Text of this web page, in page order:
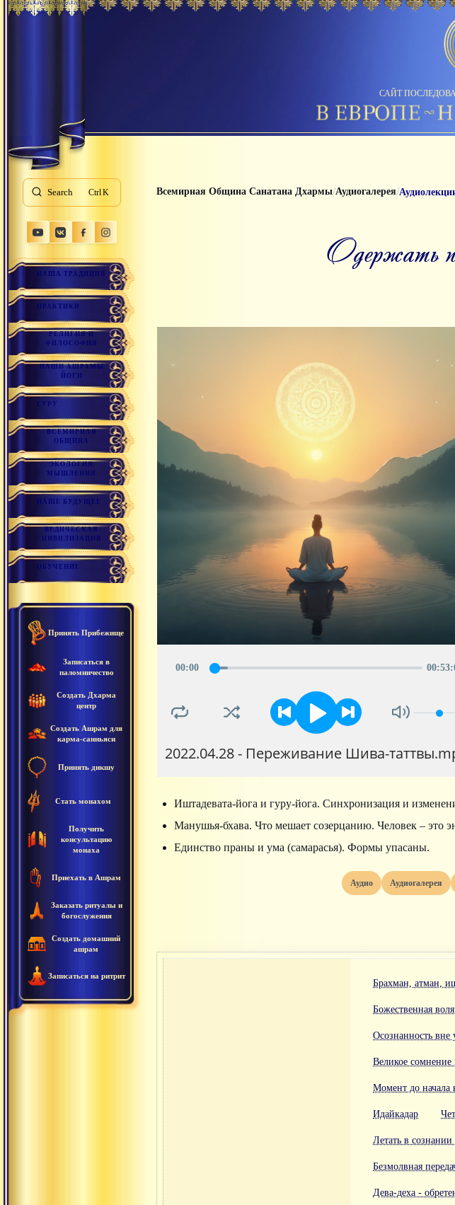
САЙТ
Search K
НАША ТРАДИЦИЯ
ПРАКТИКИ
РЕЛИГИЯ И
ФИЛОСОФИЯ
НАШИ АШРАМЫ
ЙОГИ
ГУРУ
ВСЕМИРНАЯ
ОБЩИНА
ЭКОЛОГИЯ
МЫШЛЕНИЯ
НАШЕ БУДУЩЕЕ
ВЕДИЧЕСКАЯ
ЦИВИЛИЗАЦИЯ
ОБУЧЕНИЕ
Принять Прибежище
Записаться в
паломничество
Создать Дхарма
центр
Создать Ашрам для
карма-санньяси
Принять дикшу
Стать монахом
Получить
консультацию
монаха
Приехать в Ашрам
Заказать ритуалы и
богослужения
Создать домашний
ашрам
Записаться на ритрит
Всемирная Община Санатана Дхармы/Аудиогалерея/
Одержать
00:00 00:53:
2022.04.28 - Переживание Шива-
Иштадевата-йога и гуру-йога. Синхронизация и
Манушья-бхава. Что мешает созерцанию. Человек – это
Единство праны и ума (самарасья). Формы упасаны.
Аудио Аудиогалерея
Брахман, атман,
Божественная воля
Осознанность вне
Великое сомнение
Момент до начала
Идайкадар
Летать в
Безмолвная
Дева-деха -